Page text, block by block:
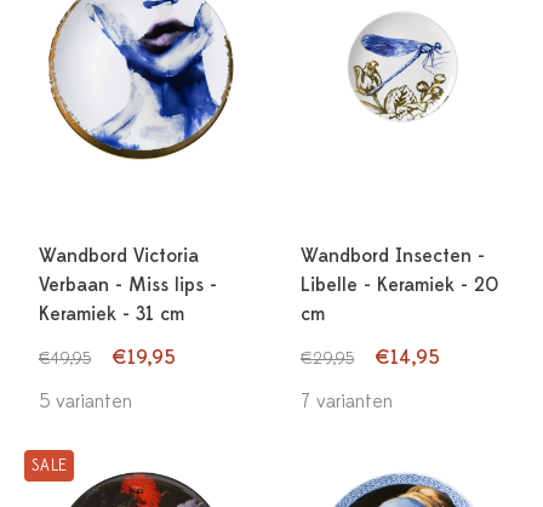
Wandbord Victoria
Verbaan - Miss lips -
Keramiek - 31 cm
€49,95
€19,95
5 varianten
Wandbord Insecten -
Libelle - Keramiek - 20
cm
€29,95
€14,95
7 varianten
SALE